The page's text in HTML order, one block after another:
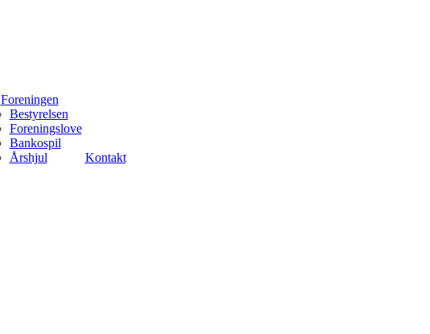
Foreningen
Bestyrelsen
Foreningslove
Bankospil
Årshjul
Kontakt